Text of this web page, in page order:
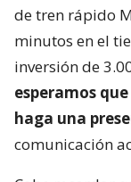
de tren rápido
minutos en el
inversión de
esperamos
haga una
comunicación